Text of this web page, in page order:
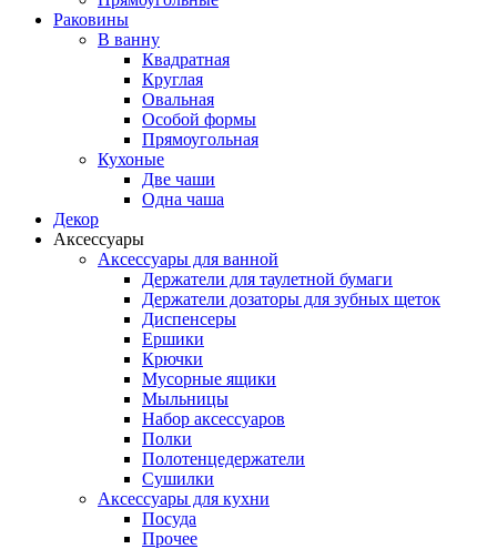
Раковины
В ванну
Квадратная
Круглая
Овальная
Особой формы
Прямоугольная
Кухоные
Две чаши
Одна чаша
Декор
Аксессуары
Аксессуары для ванной
Держатели для таулетной бумаги
Держатели дозаторы для зубных щеток
Диспенсеры
Ершики
Крючки
Мусорные ящики
Мыльницы
Набор аксессуаров
Полки
Полотенцедержатели
Сушилки
Аксессуары для кухни
Посуда
Прочее